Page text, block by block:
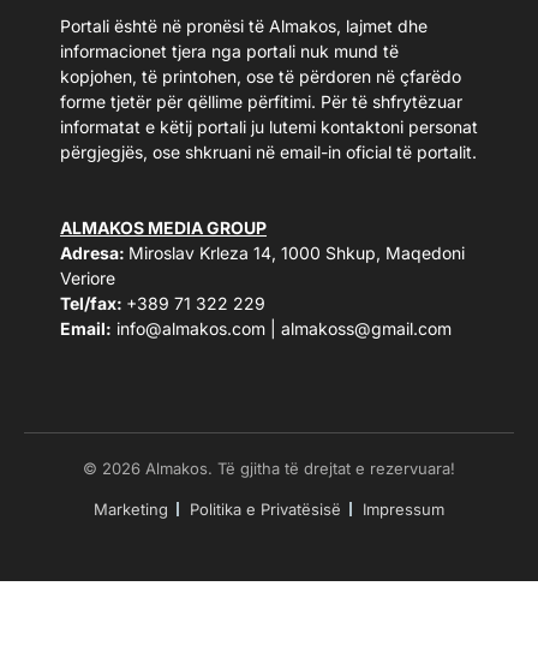
Portali është në pronësi të Almakos, lajmet dhe
informacionet tjera nga portali nuk mund të
kopjohen, të printohen, ose të përdoren në çfarëdo
forme tjetër për qëllime përfitimi. Për të shfrytëzuar
informatat e këtij portali ju lutemi kontaktoni personat
përgjegjës, ose shkruani në email-in oficial të portalit.
ALMAKOS MEDIA GROUP
Adresa: Miroslav Krleza 14, 1000 Shkup, Maqedoni
Veriore
Tel/fax: +389 71 322 229
Email: info@almakos.com almakoss@gmail.com
© 2026 Almakos. Të gjitha të drejtat e rezervuara!
Marketing Politika e Privatësisë Impressum